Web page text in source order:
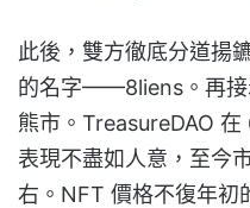
此後，雙方徹底分道揚
的名字——8liens。再接
熊市。TreasureDAO
表現不盡如人意，至今
右。NFT 價格不復年初